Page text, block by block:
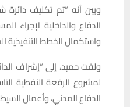
وبين أنه “تم تكليف
الدفاع والداخلية لإجراء
واستكمال الخطط
ولفت حميد، إلى “إشراف
لمشروع الرقعة النفطية
الدفاع المدني، وأعمال